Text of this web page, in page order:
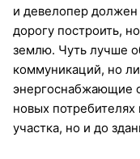
и девелопер должен
дорогу построить,
землю. Чуть лучше
коммуникаций, но
энергоснабжающие
новых
участка, но и до